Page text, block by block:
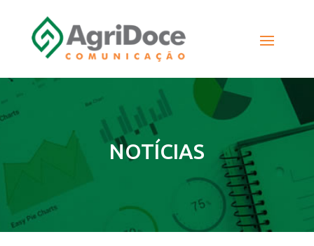
NOTÍCIAS